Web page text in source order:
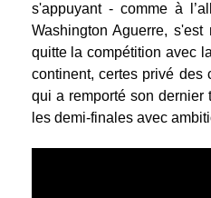
s'appuyant - comme à
Washington Aguerre,
quitte la compétition avec
continent, certes privé des
qui a remporté son dernier
les demi-finales avec